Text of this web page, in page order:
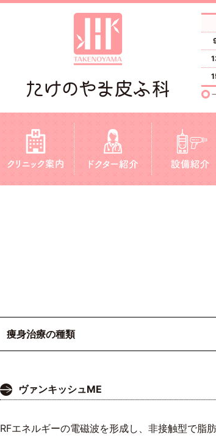
痩身治療の種類
ヴァンキッシュME
RFエネルギーの電磁波を形成し、非接触型で脂